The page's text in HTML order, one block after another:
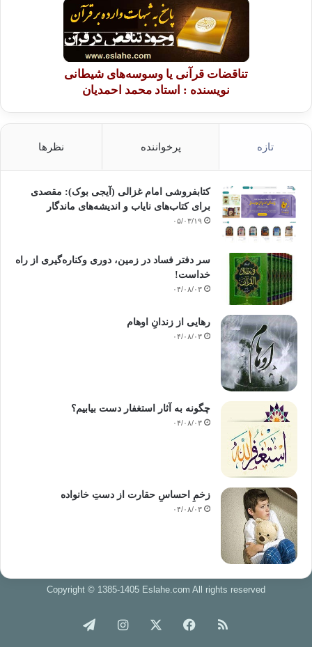
تناقضات قرآنی یا وسوسه‌های شیطانی
نویسنده : استاد محمد احمدیان
تازه پرخواننده نظرها
کتابفروشی امام غزالی (آیجی بوک): مقصدی
برای کتاب‌های نایاب و اندیشه‌های ماندگار
۰۵/۰۳/۱۹
سر دفتر فساد در زمین‌، دوری وکناره‌گیری از راه
خداست‌!
۰۴/۰۸/۰۳
رهایی از زندانِ اوهام
۰۴/۰۸/۰۳
چگونه به آثار استغفار دست بیابیم؟
۰۴/۰۸/۰۳
زخمِ احساسِ حقارت از دستِ خانواده
۰۴/۰۸/۰۳
Copyright © 1385-1405 Eslahe.com All rights reserved
خوراک فیس اینستاگرام